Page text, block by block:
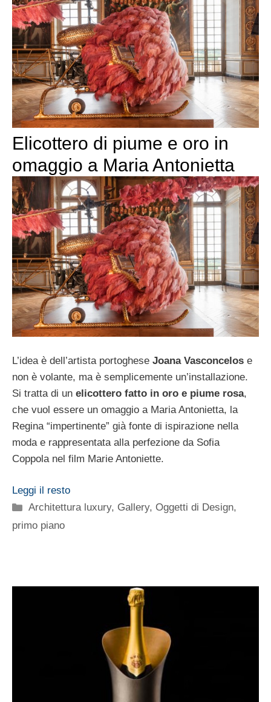
Elicottero di piume e oro in
omaggio a Maria Antonietta
L’idea è dell’artista portoghese Joana Vasconcelos e
non è volante, ma è semplicemente un’installazione.
Si tratta di un elicottero fatto in oro e piume rosa,
che vuol essere un omaggio a Maria Antonietta, la
Regina “impertinente” già fonte di ispirazione nella
moda e rappresentata alla perfezione da Sofia
Coppola nel film Marie Antoniette.
Leggi il resto
Categorie
Architettura luxury, Gallery,Oggetti di Design,
primo piano